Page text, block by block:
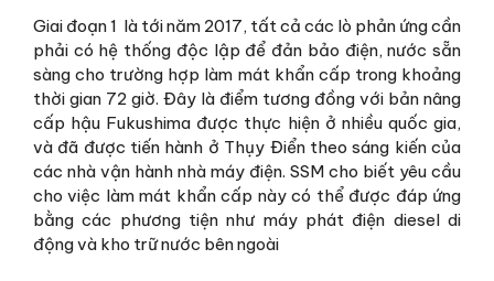
Giai đoạn 1 là tới năm 2017, tất cả các lò phản ứng cần
phải có hệ thống độc lập để đản bảo điện, nước sẵn
sàng cho trường hợp làm mát khẩn cấp trong khoảng
thời gian 72 giờ. Đây là điểm tương đồng với bản nâng
cấp hậu Fukushima được thực hiện ở nhiều quốc gia,
và đã được tiến hành ở Thụy Điển theo sáng kiến của
các nhà vận hành nhà máy điện. SSM cho biết yêu cầu
cho việc làm mát khẩn cấp này có thể được đáp ứng
bằng các phương tiện như máy phát điện diesel di
động và kho trữ nước bên ngoài